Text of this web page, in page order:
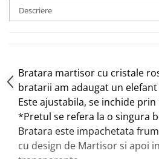
Descriere
Bratara martisor cu cristale
bratarii am adaugat un
Este ajustabila, se inchide
*Pretul se refera la o singura
Bratara este impachetata
cu design de Martisor si apoi